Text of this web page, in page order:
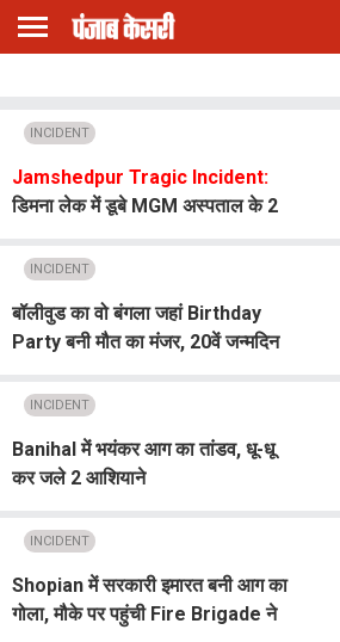
INCIDENT
Jamshedpur Tragic Incident:
डिमना लेक में डूबे MGM अस्पताल के 2
INCIDENT
बॉलीवुड का वो बंगला जहां Birthday
Party बनी मौत का मंजर, 20वें जन्मदिन
की कहानी
INCIDENT
Banihal में भयंकर आग का तांडव, धू-धू
कर जले 2 आशियाने
INCIDENT
Shopian में सरकारी इमारत बनी आग का
गोला, मौके पर पहुंची Fire Brigade ने